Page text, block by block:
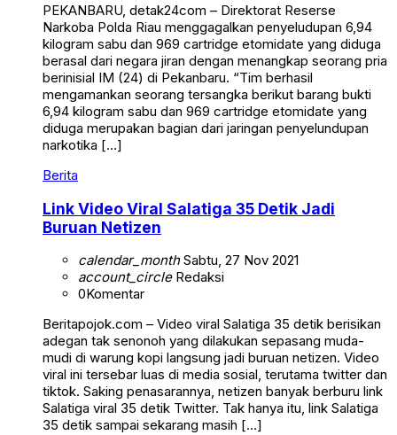
PEKANBARU, detak24com – Direktorat Reserse
Narkoba Polda Riau menggagalkan penyeludupan 6,94
kilogram sabu dan 969 cartridge etomidate yang diduga
berasal dari negara jiran dengan menangkap seorang pria
berinisial IM (24) di Pekanbaru. “Tim berhasil
mengamankan seorang tersangka berikut barang bukti
6,94 kilogram sabu dan 969 cartridge etomidate yang
diduga merupakan bagian dari jaringan penyelundupan
narkotika […]
Berita
Link Video Viral Salatiga 35 Detik Jadi
Buruan Netizen
calendar_monthSabtu, 27 Nov 2021
account_circleRedaksi
0Komentar
Beritapojok.com – Video viral Salatiga 35 detik berisikan
adegan tak senonoh yang dilakukan sepasang muda-
mudi di warung kopi langsung jadi buruan netizen. Video
viral ini tersebar luas di media sosial, terutama twitter dan
tiktok. Saking penasarannya, netizen banyak berburu link
Salatiga viral 35 detik Twitter. Tak hanya itu, link Salatiga
35 detik sampai sekarang masih […]